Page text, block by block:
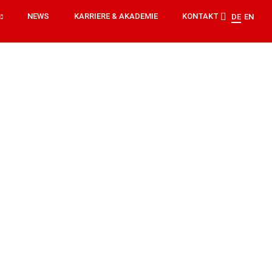
NEWS KARRIERE & AKADEMIE KONTAKT DE EN